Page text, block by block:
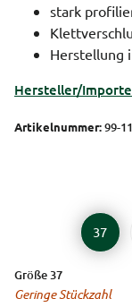
stark
Herstellung
Hersteller/
Artikelnummer:99-
37
Größe 37
Geringe Stückzahl